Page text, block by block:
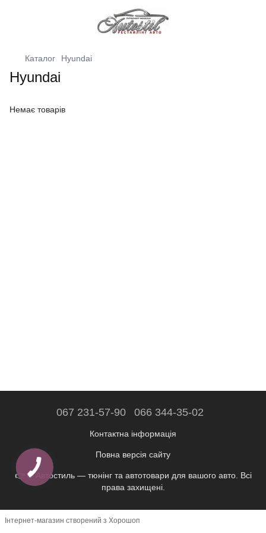
Каталог Hyundai
Hyundai
Немає товарів
067 231-57-90 066 344-35-02
Контактна інформація
Повна версія сайту
👉 © Автостиль — тюнінг та автотовари для вашого авто. Всі
права захищені.
Інтернет-магазин створений з Хорошоп